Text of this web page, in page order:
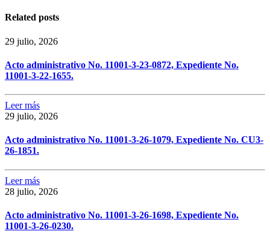
Related posts
29 julio, 2026
Acto administrativo No. 11001-3-23-0872, Expediente No.
11001-3-22-1655.
Leer más
29 julio, 2026
Acto administrativo No. 11001-3-26-1079, Expediente No. CU3-
26-1851.
Leer más
28 julio, 2026
Acto administrativo No. 11001-3-26-1698, Expediente No.
11001-3-26-0230.